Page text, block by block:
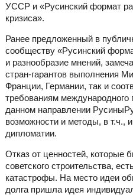
УССР и «Русинский формат
кризиса».
Ранее предложенный в
сообществу «Русинский
и разнообразие мнений,
стран-гарантов выполнения
Франции, Германии, так и
требованиям международного
данном направлении
возможности и методы, в т.ч.,
дипломатии.
Отказ от ценностей, которые
советского строительства,
катастрофы. На место идеи
долга пришла идея